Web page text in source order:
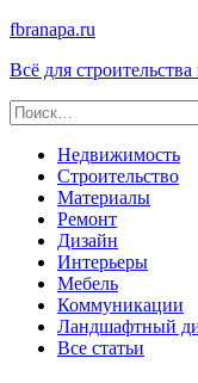
fbranapa.ru
Всё для
Найти:
Недвижимость
Строительство
Материалы
Ремонт
Дизайн
Интерьеры
Мебель
Коммуникации
Ландшафтный
Все статьи